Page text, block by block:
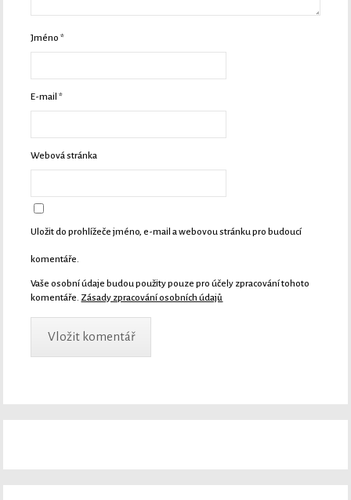
Jméno*
E-mail*
Webová stránka
Uložit do prohlížeče jméno, e-mail a webovou stránku pro budoucí
komentáře.
Vaše osobní údaje budou použity pouze pro účely zpracování tohoto
komentáře. Zásady zpracování osobních údajů